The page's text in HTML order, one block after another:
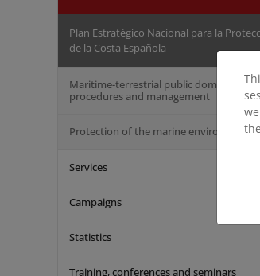
Plan Estratégico Nacional para la
de la Costa Española
Maritime-terrestrial public domain
procedures and management
Protection of the marine environment
Services
Campaigns
Statistics
Training, conferences and seminars